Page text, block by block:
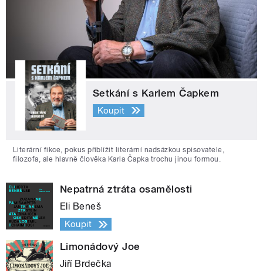
Setkání s Karlem Čapkem
Koupit
Literární fikce, pokus přiblížit literární nadsázkou spisovatele,
filozofa, ale hlavně člověka Karla Čapka trochu jinou formou.
Nepatrná ztráta osamělosti
Eli Beneš
Koupit
Limonádový Joe
Jiří Brdečka